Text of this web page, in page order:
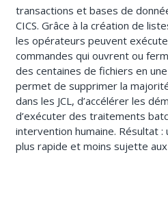
transactions et bases de
CICS. Grâce à la création de
les opérateurs peuvent
commandes qui ouvrent ou
des centaines de fichiers en
permet de supprimer la
dans les JCL, d’accélérer les
d’exécuter des traitements
intervention humaine. Résultat
plus rapide et moins sujette